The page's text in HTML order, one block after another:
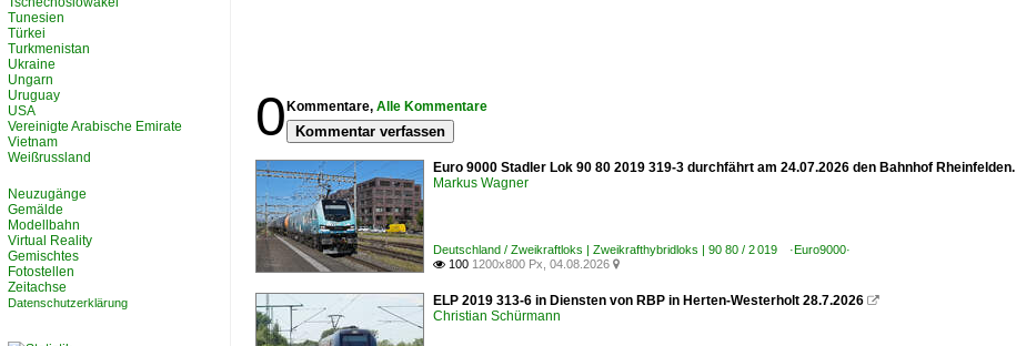
0 Kommentare, Alle Kommentare
Kommentar verfassen
Euro 9000 Stadler Lok 90 80 2019 319-3 durchfährt am 24.07.2026 den Bahnhof Rheinfelden.
Markus Wagner
Deutschland / Zweikraftloks | Zweikrafthybridloks | 90 80 / 2 019 ·Euro9000·
 100 1200x800 Px, 04.08.2026 
ELP 2019 313-6 in Diensten von RBP in Herten-Westerholt 28.7.2026 
Christian Schürmann
Tunesien
Türkei
Turkmenistan
Ukraine
Ungarn
Uruguay
USA
Vereinigte Arabische Emirate
Vietnam
Weißrussland
Neuzugänge
Gemälde
Modellbahn
Virtual Reality
Gemischtes
Fotostellen
Zeitachse
Datenschutzerklärung